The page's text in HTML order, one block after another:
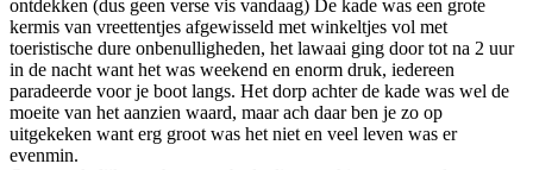
ontdekken (dus geen verse vis vandaag) De kade was een grote
kermis van vreettentjes afgewisseld met winkeltjes vol met
toeristische dure onbenulligheden, het lawaai ging door tot na 2 uur
in de nacht want het was weekend en enorm druk, iedereen
paradeerde voor je boot langs. Het dorp achter de kade was wel de
moeite van het aanzien waard, maar ach daar ben je zo op
uitgekeken want erg groot was het niet en veel leven was er
evenmin.